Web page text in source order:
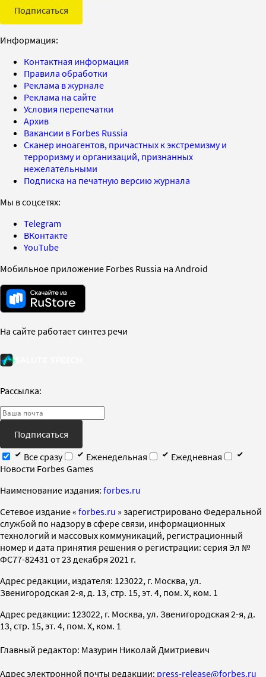
Подписаться
Информация:
Контактная информация
Правила обработки
Реклама в журнале
Реклама на сайте
Условия перепечатки
Архив
Вакансии в Forbes Russia
Сканер иноагентов, причастных к экстремизму и
терроризму и организаций, признанных
нежелательными
Подписка на печатную версию журнала
Мы в соцсетях:
Telegram
ВКонтакте
YouTube
Мобильное приложение Forbes Russia на Android
На сайте работает синтез речи
Рассылка:
Подписаться
Все сразу
Еженедельная
Ежедневная
Новости Forbes Games
Наименование издания: forbes.ru
Cетевое издание « forbes.ru » зарегистрировано Федеральной
службой по надзору в сфере связи, информационных
технологий и массовых коммуникаций, регистрационный
номер и дата принятия решения о регистрации: серия Эл №
ФС77-82431 от 23 декабря 2021 г.
Адрес редакции, издателя: 123022, г. Москва, ул.
Звенигородская 2-я, д. 13, стр. 15, эт. 4, пом. X, ком. 1
Адрес редакции: 123022, г. Москва, ул. Звенигородская 2-я, д.
13, стр. 15, эт. 4, пом. X, ком. 1
Главный редактор: Мазурин Николай Дмитриевич
Адрес электронной почты редакции: press-release@forbes.ru